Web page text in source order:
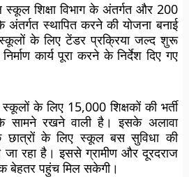
शिक्षा विभाग के अंतर्गत और 200
स्थापित करने की योजना बनाई
के लिए टेंडर प्रक्रिया जल्द शुरू
कार्य पूरा करने के निर्देश दिए गए
के लिए 15,000 शिक्षकों की भर्ती
के सामने रखने वाली है। इसके अलावा
छात्रों के लिए स्कूल बस सुविधा की
जा रहा है। इससे ग्रामीण और दूरदराज
बेहतर पहुंच मिल सकेगी।